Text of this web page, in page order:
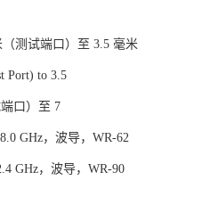
测试端口）至 3.5 毫米
Port) to 3.5
口）至 7
GHz，波导，WR-62
GHz，波导，WR-90